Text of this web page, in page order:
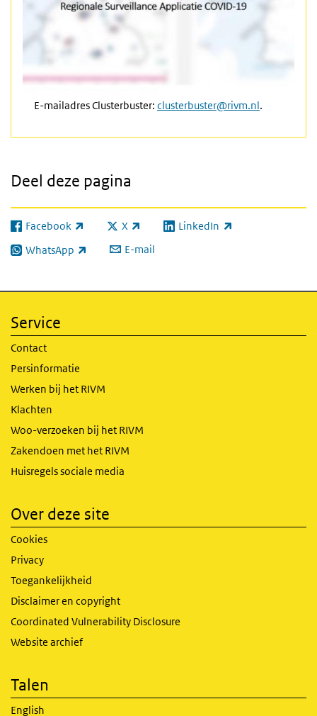
E-mailadres Clusterbuster: clusterbuster@rivm.nl.
Deel deze pagina
Facebook
(externe link) X
(externe link) LinkedIn
(externe link)
WhatsApp
(externe link) E-mail
Service
Contact
Persinformatie
Werken bij het RIVM
Klachten
Woo-verzoeken bij het RIVM
Zakendoen met het RIVM
Huisregels sociale media
Over deze site
Cookies
Privacy
Toegankelijkheid
Disclaimer en copyright
Coordinated Vulnerability Disclosure
Website archief
Talen
English